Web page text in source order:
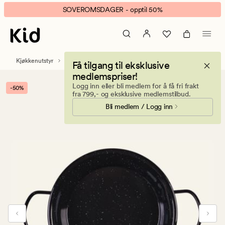
Enamel
medium
panne
svart
banner.
Klikk
ESCAPE
pause.
SOVEROMSDAGER - opptil 50%
Få tilgang til eksklusive
medlemspriser!
Logg inn eller bli medlem for å få fri frakt
fra 799,- og eksklusive medlemstilbud.
Bli medlem / Logg inn
Kjøkkenutstyr Bestikk og kjøkkenredskap
-50%